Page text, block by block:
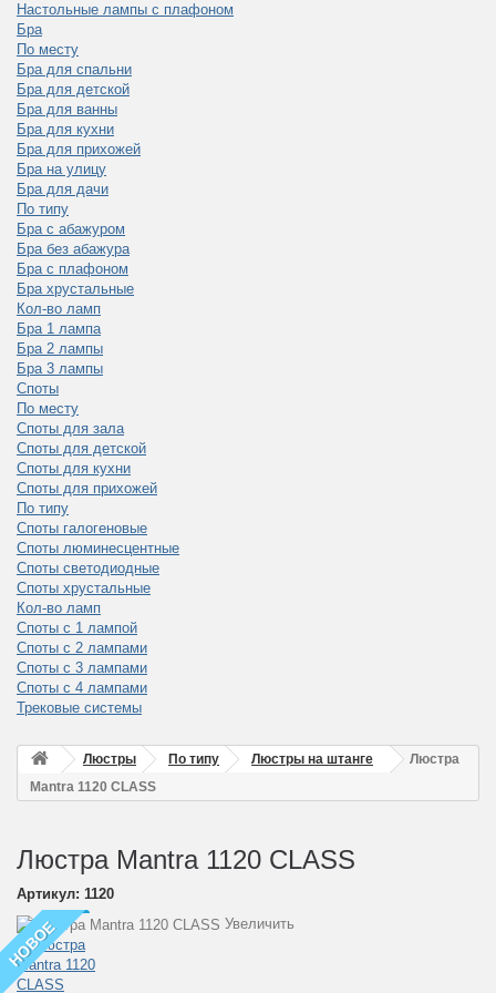
Настольные лампы с плафоном
Бра
По месту
Бра для спальни
Бра для детской
Бра для ванны
Бра для кухни
Бра для прихожей
Бра на улицу
Бра для дачи
По типу
Бра с абажуром
Бра без абажура
Бра с плафоном
Бра хрустальные
Кол-во ламп
Бра 1 лампа
Бра 2 лампы
Бра 3 лампы
Споты
По месту
Споты для зала
Споты для детской
Споты для кухни
Споты для прихожей
По типу
Споты галогеновые
Споты люминесцентные
Споты светодиодные
Споты хрустальные
Кол-во ламп
Споты с 1 лампой
Споты с 2 лампами
Споты с 3 лампами
Споты с 4 лампами
Трековые системы
Люстры По типу Люстры на штанге
Люстра
Mantra 1120 CLASS
Люстра Mantra 1120 CLASS
Артикул: 1120
НОВОЕ Увеличить